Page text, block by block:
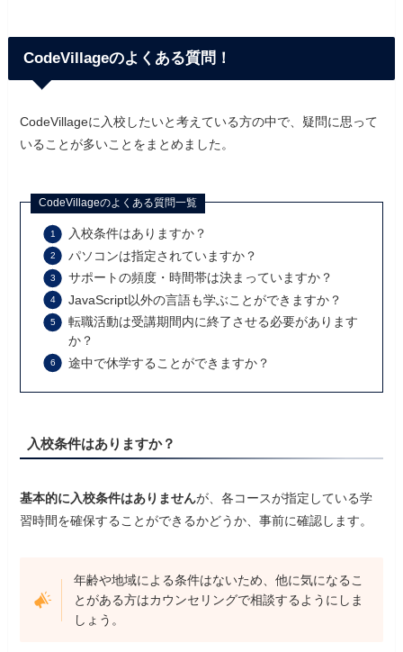
CodeVillageのよくある質問！
CodeVillageに入校したいと考えている方の中で、疑問に思って
いることが多いことをまとめました。
CodeVillageのよくある質問一覧
入校条件はありますか？
パソコンは指定されていますか？
サポートの頻度・時間帯は決まっていますか？
JavaScript以外の言語も学ぶことができますか？
転職活動は受講期間内に終了させる必要があります
か？
途中で休学することができますか？
入校条件はありますか？
基本的に入校条件はありませんが、各コースが指定している学
習時間を確保することができるかどうか、事前に確認します。
年齢や地域による条件はないため、他に気になるこ
とがある方はカウンセリングで相談するようにしま
しょう。